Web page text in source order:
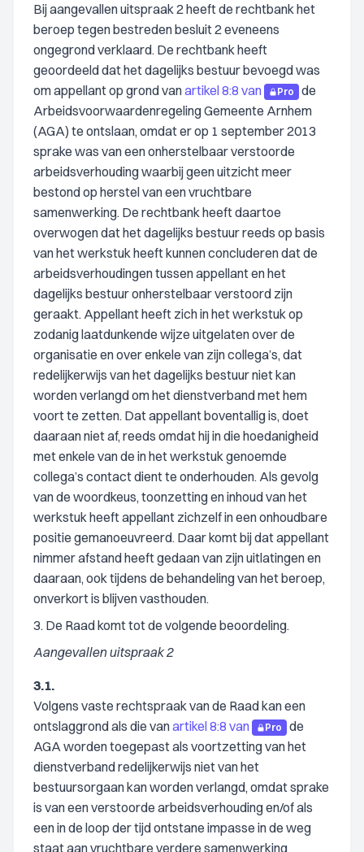
Bij aangevallen uitspraak 2 heeft de rechtbank het
beroep tegen bestreden besluit 2 eveneens
ongegrond verklaard. De rechtbank heeft
geoordeeld dat het dagelijks bestuur bevoegd was
om appellant op grond vanartikel 8:8 van Pro
de
Arbeidsvoorwaardenregeling Gemeente Arnhem
(AGA) te ontslaan, omdat er op 1 september 2013
sprake was van een onherstelbaar verstoorde
arbeidsverhouding waarbij geen uitzicht meer
bestond op herstel van een vruchtbare
samenwerking. De rechtbank heeft daartoe
overwogen dat het dagelijks bestuur reeds op basis
van het werkstuk heeft kunnen concluderen dat de
arbeidsverhoudingen tussen appellant en het
dagelijks bestuur onherstelbaar verstoord zijn
geraakt. Appellant heeft zich in het werkstuk op
zodanig laatdunkende wijze uitgelaten over de
organisatie en over enkele van zijn collega’s, dat
redelijkerwijs van het dagelijks bestuur niet kan
worden verlangd om het dienstverband met hem
voort te zetten. Dat appellant boventallig is, doet
daaraan niet af, reeds omdat hij in die hoedanigheid
met enkele van de in het werkstuk genoemde
collega’s contact dient te onderhouden. Als gevolg
van de woordkeus, toonzetting en inhoud van het
werkstuk heeft appellant zichzelf in een onhoudbare
positie gemanoeuvreerd. Daar komt bij dat appellant
nimmer afstand heeft gedaan van zijn uitlatingen en
daaraan, ook tijdens de behandeling van het beroep,
onverkort is blijven vasthouden.
3. De Raad komt tot de volgende beoordeling.
Aangevallen uitspraak 2
3.1.
Volgens vaste rechtspraak van de Raad kan een
ontslaggrond als die vanartikel 8:8 van Pro
de
AGA worden toegepast als voortzetting van het
dienstverband redelijkerwijs niet van het
bestuursorgaan kan worden verlangd, omdat sprake
is van een verstoorde arbeidsverhouding en/of als
een in de loop der tijd ontstane impasse in de weg
staat aan vruchtbare verdere samenwerking